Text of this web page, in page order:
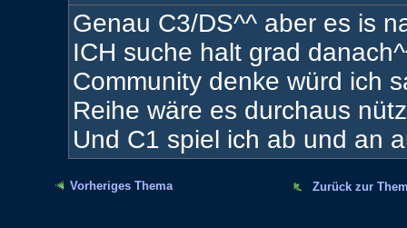
Genau C3/DS^^ aber es is
ICH suche halt grad
Community denke würd ich
Reihe wäre es durchaus
Und C1 spiel ich ab und an
Vorheriges Thema Zurück zur